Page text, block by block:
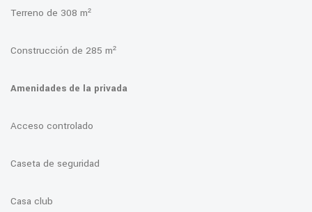
Terreno de 308 m²
Construcción de 285 m²
Amenidades de la privada
Acceso controlado
Caseta de seguridad
Casa club